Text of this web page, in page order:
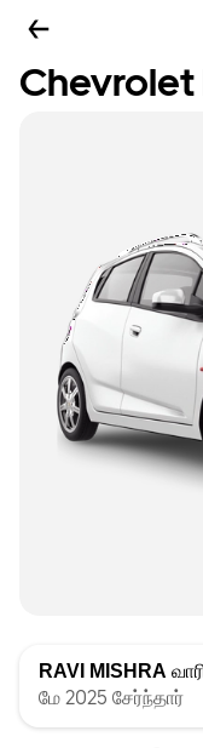
Chevrolet
RAVI MISHRA
மே 2025 சேர்ந்தார்